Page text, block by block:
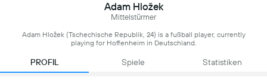
Adam Hložek
Mittelstürmer
Adam Hložek (Tschechische Republik, 24) is a fußball player, currently
playing for Hoffenheim in Deutschland.
PROFIL Spiele Statistiken